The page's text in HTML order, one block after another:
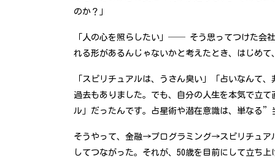
のか？」
「人の心を照らしたい」── そう思ってつけた会
れる形があるんじゃないかと考えたとき、はじめ
「スピリチュアルは、うさん臭い」「占いなん
過去もありました。でも、自分の人生を本気で立
ル」だったんです。占星術や潜在意識は、単な
そうやって、金融→プログラミング→スピリチュア
してつながった。それが、50歳を目前にして立ち